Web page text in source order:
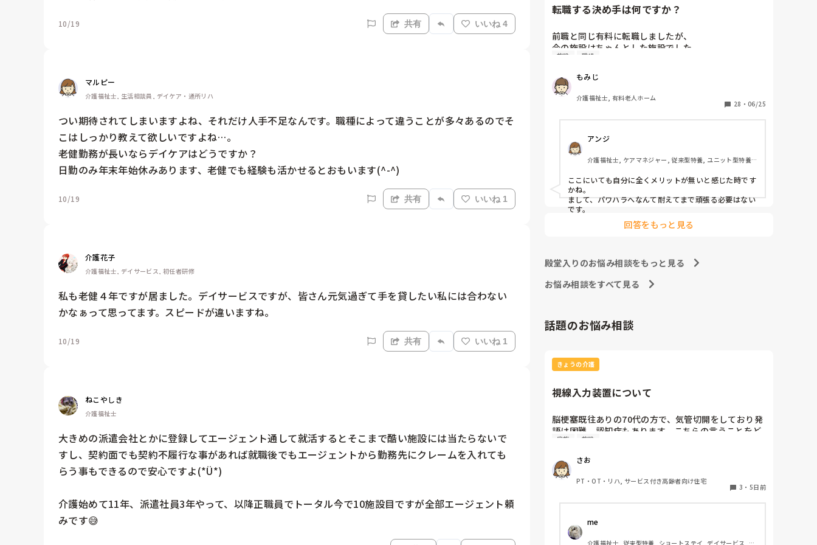
10/19 共有 いいね 4
マルピー
介護福祉士, 生活相談員, デイケア・通所リハ
つい期待されてしまいますよね、それだけ人手不足なんです。職種によって違うことが多々あるのでそ
こはしっかり教えて欲しいですよね…。
老健勤務が長いならデイケアはどうですか？
日勤のみ年末年始休みあります、老健でも経験も活かせるとおもいます(^-^)
10/19 共有 いいね 1
介護花子
介護福祉士, デイサービス, 初任者研修
私も老健４年ですが居ました。デイサービスですが、皆さん元気過ぎて手を貸したい私には合わない
かなぁって思ってます。スピードが違いますね。
10/19 共有 いいね 1
ねこやしき
介護福祉士
大きめの派遣会社とかに登録してエージェント通して就活するとそこまで酷い施設には当たらないで
すし、契約面でも契約不履行な事があれば就職後でもエージェントから勤務先にクレームを入れても
らう事もできるので安心ですよ(*Ü*)
介護始めて11年、派遣社員3年やって、以降正職員でトータル今で10施設目ですが全部エージェント頼
みです😅
夜勤はやっていないので不規則ではありませんが、普
愚痴や不満を書き出したので読むのが面倒になるほど
いるのなら感謝申し上げます。
ありがとうございました。
ら暖かいお言葉でお願いいたします。
転職する決め手は何ですか？
前職と同じ有料に転職しましたが、
今の施設はちゃんとした施設でした。
いつもご機嫌を伺うみたいなとこが
あり、機嫌が悪いと理不尽に叱られる
みたいなとこがあり凹んだりしてました。
戸惑い、仕事を覚えるのが大変でしたが、
介護の仕事だけに集中出来る今の職場は
有難いなと感謝しています。
皆さんの転職する決め手は何ですか？
あとこの場を借りてお礼を言わせて下さい。
以前アドバイス頂いた方本当にありがとう
施設 職場
もみじ
介護福祉士, 有料老人ホーム
28 ・ 06/25
アンジ
介護福祉士, ケアマネジャー, 従来型特養, ユニット型特養,
ここにいても自分に全くメリットが無いと感じた時です
かね。
まして、パワハラへなんて耐えてまで頑張る必要はない
です。
回答をもっと見る
殿堂入りのお悩み相談をもっと見る
お悩み相談をすべて見る
話題のお悩み相談
きょうの介護
視線入力装置について
脳梗塞既往ありの70代の方で、気管切開をしており発
語は困難。認知症もあります。こちらの言うことをど
のくらい理解しているかは不明ですが、問いかけに頷
の方にもほぼ毎日面会に来られます。この前ケアマネ
の方からお話しを聞いたら、視線入力装置？を導入し
たいと息子さんがおっしゃっているそうです。そこ
で、施設などで実際使われている利用者の方がいらっ
こなせるものなのかお聞きしたいです。
家族 施設
さお
PT・OT・リハ, サービス付き高齢者向け住宅
3 ・ 5日前
me
介護福祉士, 従来型特養, ショートステイ, デイサービス, 訪